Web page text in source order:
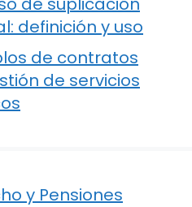
definición y uso
de contratos
de servicios
y Pensiones